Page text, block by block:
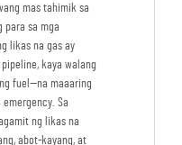
mas tahimik sa
para sa mga
likas na gas ay
kaya walang
fuel—na maaaring
Sa
ng likas na
abot-kayang, at